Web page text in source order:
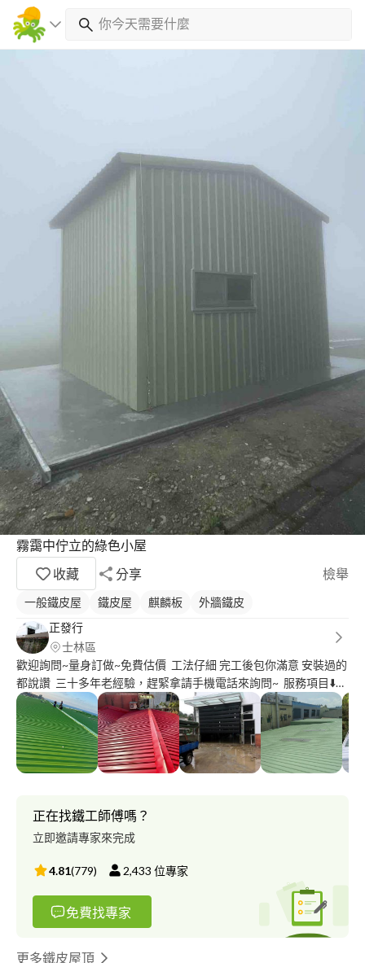
霧靄中佇立的綠色小屋
收藏
分享 檢舉
一般鐵皮屋 鐵皮屋 麒麟板
外牆鐵皮
正發行
士林區
歡迎詢問~量身訂做~免費估價 工法仔細 完工後包你滿意 安裝過的
都說讚 三十多年老經驗，趕緊拿請手機電話來詢問~ 服務項目⬇️⬇️⬇️
鐵皮屋頂翻修.屋頂舊板換新 鐵厝抓漏 損壞修補 屋頂漏水 外牆穿
鐵衣 電動鐵捲門.不鏽鋼欄杆.扶手.白鐵窗 加蓋夾層.採光罩.遮雨棚.
圍籬等⋯ 太陽能 合法鐵皮屋頂申請 各種項目都有服務，歡迎直接
來電 本公司有免費到府丈量
正在找鐵工師傅嗎？
立即邀請專家來完成
4.81(779) 2,433 位專家
免費找專家
更多鐵皮屋頂